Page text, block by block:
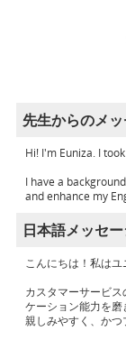
先生からのメ
Hi! I'm Euniza. I
I have a
and enhance my
日本語メッセ
こんにちは！私はユ
カスタマーサービ
ケーション能力を
親しみやすく、かつ